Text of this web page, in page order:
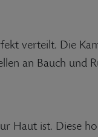
verteilt. Die
an Bauch und
Haut ist. Diese